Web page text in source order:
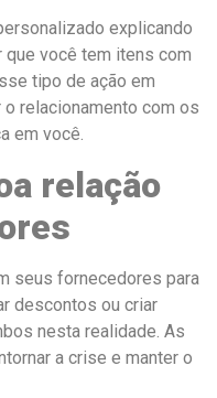
explicando
que você tem itens com
tipo de ação em
relacionamento com os
em você.
relação
seus fornecedores para
descontos ou criar
nesta realidade. As
a crise e manter o